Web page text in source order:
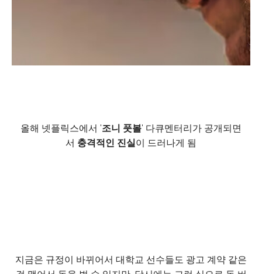
올해 넷플릭스에서 '조니 풋볼' 다큐멘터리가 공개되면
서 충격적인 진실이 드러나게 됨
지금은 규정이 바뀌어서 대학교 선수들도 광고 계약 같은